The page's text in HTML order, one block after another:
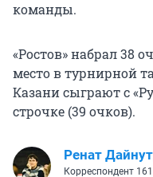
команды.
«Ростов» набрал 38
место в турнирной
Казани сыграют с
строчке (39 очков).
Ренат
Корреспондент